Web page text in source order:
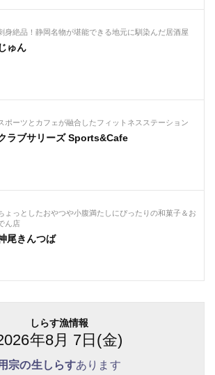
身絶品！静岡名物が堪能できる地元に馴染んだ居酒屋
じゅん
ポーツとカフェが融合したフィットネスステーション
ラブサリーズ Sports&Cafe
ょっとしたおやつや小腹満たしにぴったりの和菓子＆お
ん店
尾きんつば
しらす漁情報
年8月 7日(金)
宗の生しらすあります